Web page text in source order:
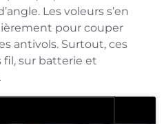
Les voleurs s’en
pour couper
antivols. Surtout, ces
sur batterie et